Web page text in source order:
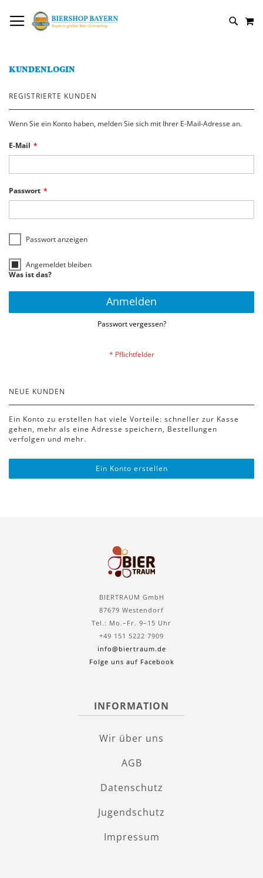
ZUM
INHALT
KUNDENLOGIN
REGISTRIERTE KUNDEN
Wenn Sie ein Konto haben, melden Sie sich mit Ihrer E-Mail-Adresse an.
E-Mail
Passwort
Passwort anzeigen
Angemeldet bleiben
Was ist das?
Anmelden
Passwort vergessen?
NEUE KUNDEN
Ein Konto zu erstellen hat viele Vorteile: schneller zur Kasse
gehen, mehr als eine Adresse speichern, Bestellungen
verfolgen und mehr.
Ein Konto erstellen
BIERTRAUM GmbH
87679 Westendorf
Tel.: Mo.–Fr. 9–15 Uhr
+49 151 5222 7909
info@biertraum.de
Folge uns auf Facebook
INFORMATION
Wir über uns
AGB
Datenschutz
Jugendschutz
Impressum